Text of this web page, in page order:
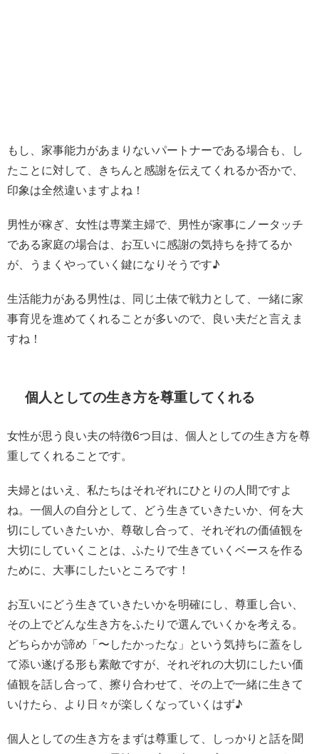
もし、家事能力があまりないパートナーである場合も、し
たことに対して、きちんと感謝を伝えてくれるか否かで、
印象は全然違いますよね！
男性が稼ぎ、女性は専業主婦で、男性が家事にノータッチ
である家庭の場合は、お互いに感謝の気持ちを持てるか
が、うまくやっていく鍵になりそうです♪
生活能力がある男性は、同じ土俵で戦力として、一緒に家
事育児を進めてくれることが多いので、良い夫だと言えま
すね！
個人としての生き方を尊重してくれる
女性が思う良い夫の特徴6つ目は、個人としての生き方を尊
重してくれることです。
夫婦とはいえ、私たちはそれぞれにひとりの人間ですよ
ね。一個人の自分として、どう生きていきたいか、何を大
切にしていきたいか、尊敬し合って、それぞれの価値観を
大切にしていくことは、ふたりで生きていくベースを作る
ために、大事にしたいところです！
お互いにどう生きていきたいかを明確にし、尊重し合い、
その上でどんな生き方をふたりで選んでいくかを考える。
どちらかが諦め「〜したかったな」という気持ちに蓋をし
て添い遂げる形も素敵ですが、それぞれの大切にしたい価
値観を話し合って、擦り合わせて、その上で一緒に生きて
いけたら、より日々が楽しくなっていくはず♪
個人としての生き方をまずは尊重して、しっかりと話を聞